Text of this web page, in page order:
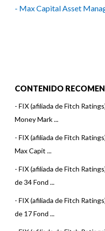
- Max Capital Asset
CONTENIDO
- FIX (afiliada de Fitch
Money Mark ...
- FIX (afiliada de Fitch
Max Capit ...
- FIX (afiliada de Fitch
de 34 Fond ...
- FIX (afiliada de Fitch
de 17 Fond ...